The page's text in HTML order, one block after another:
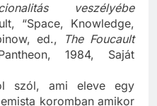
veszélyébe
“Space, Knowledge,
ed.,
The Foucault
1984, Saját
szól, ami eleve egy
koromban amikor